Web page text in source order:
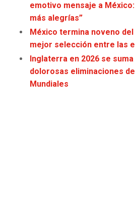
GIANTS
EAGLES
COMMANDERS
LAKERS
SUNS
KINGS
emotivo mensaje a
más alegrías”
México termina noveno del
mejor selección entre las
Inglaterra en 2026 se
dolorosas eliminaciones
Mundiales